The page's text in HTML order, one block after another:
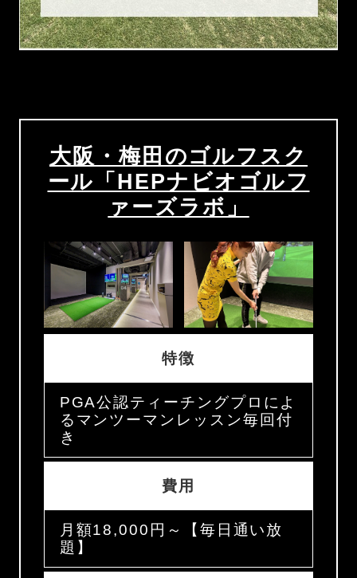
大阪・梅田のゴルフスク
ール「HEPナビオゴルフ
ァーズラボ」
特徴
PGA公認ティーチングプロによ
るマンツーマンレッスン毎回付
き
費用
月額18,000円～【毎日通い放
題】